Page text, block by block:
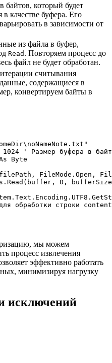
байтов, который будет
в качестве буфера. Его
в зависимости от
из файла в буфер,
Read . Повторяем процесс до
файл не будет обработан.
считывания
содержащиеся в
конвертируем байты в
' Размер буфера в
Byte
FileMode.Open,
fs.Read(buffer, 0,
обработки строки content
мы можем
процесс извлечения
эффективно работать
минимизируя нагрузку
исключений